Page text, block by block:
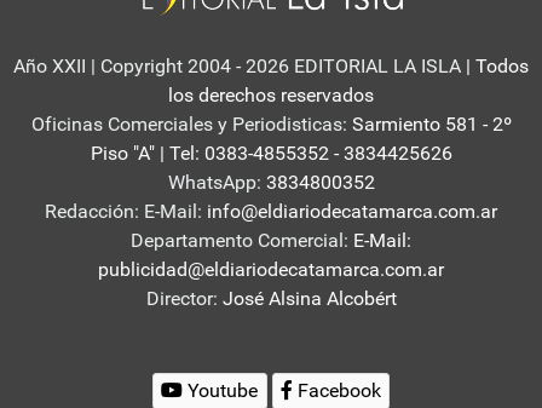
Año XXII | Copyright 2004 - 2026 EDITORIAL LA ISLA | Todos
los derechos reservados
Oficinas Comerciales y Periodisticas: Sarmiento 581 - 2º
Piso "A" | Tel: 0383-4855352 - 3834425626
WhatsApp: 3834800352
Redacción: E-Mail: info@eldiariodecatamarca.com.ar
Departamento Comercial: E-Mail:
publicidad@eldiariodecatamarca.com.ar
Director: José Alsina Alcobért
Youtube Facebook